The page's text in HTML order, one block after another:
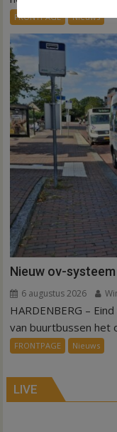
FRONTPAGE Nieuws
Nieuw ov-
6 augustus 2026
HARDENBERG –
van buurtbussen het
FRONTPAGE Nieuws
LIVE